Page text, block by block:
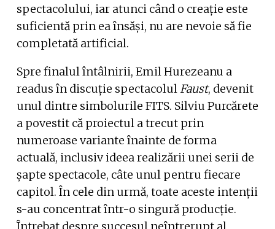
spectacolului, iar atunci când o creație este
suficientă prin ea însăși, nu are nevoie să fie
completată artificial.
Spre finalul întâlnirii, Emil Hurezeanu a
readus în discuție spectacolul Faust, devenit
unul dintre simbolurile FITS. Silviu Purcărete
a povestit că proiectul a trecut prin
numeroase variante înainte de forma
actuală, inclusiv ideea realizării unei serii de
șapte spectacole, câte unul pentru fiecare
capitol. În cele din urmă, toate aceste intenții
s-au concentrat într-o singură producție.